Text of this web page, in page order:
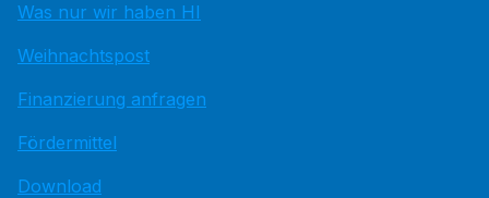
Was nur wir haben HI
Weihnachtspost
Finanzierung anfragen
Fördermittel
Download